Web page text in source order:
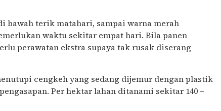
bawah terik matahari, sampai warna merah
waktu sekitar empat hari. Bila panen
perawatan ekstra supaya tak rusak diserang
cengkeh yang sedang dijemur dengan plastik
Per hektar lahan ditanami sekitar 140 –